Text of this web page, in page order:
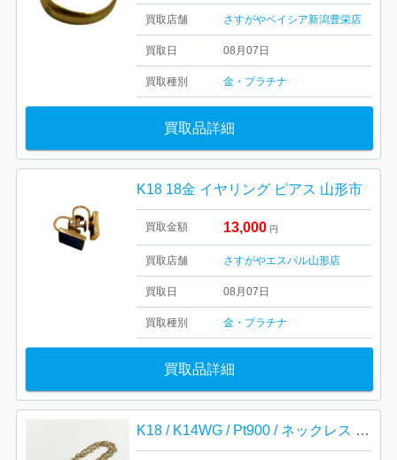
買取店舗 さすがやベイシア新潟豊栄店
買取日 08月07日
買取種別 金・プラチナ
買取品詳細
K18 18金 イヤリング ピアス 山形市
買取金額 13,000 円
買取店舗 さすがやエスパル山形店
買取日 08月07日
買取種別 金・プラチナ
買取品詳細
K18 / K14WG / Pt900 / ネックレス リング